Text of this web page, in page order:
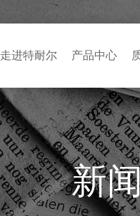
走进特耐尔 产品中心
新